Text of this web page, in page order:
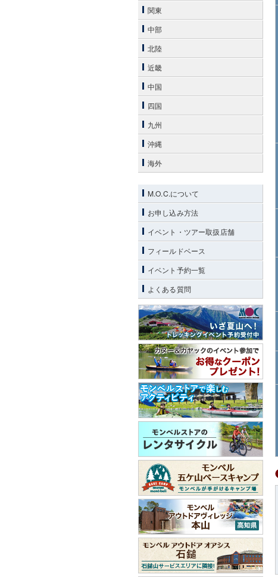
関東
中部
北陸
近畿
中国
四国
九州
沖縄
海外
M.O.C.について
お申し込み方法
イベント・ツアー取扱店舗
フィールドベース
イベント予約一覧
よくある質問